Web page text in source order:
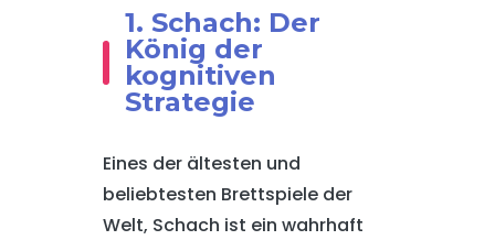
1. Schach: Der
König der
kognitiven
Strategie
Eines der ältesten und
beliebtesten Brettspiele der
Welt, Schach ist ein wahrhaft